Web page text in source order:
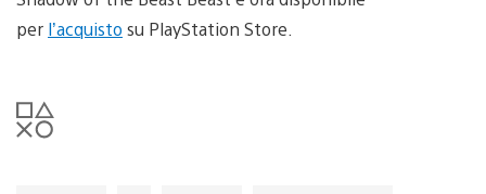
per l’acquisto su PlayStation Store.